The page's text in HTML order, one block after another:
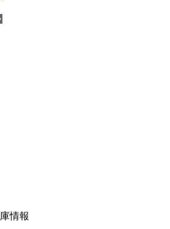
情報